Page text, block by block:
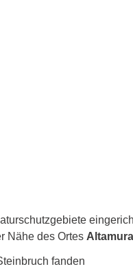
Nähe des Ortes Altamura
fanden